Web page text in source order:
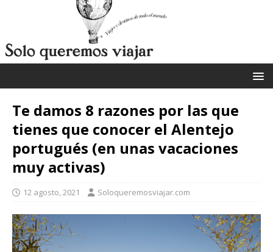
Te damos 8 razones por las que
tienes que conocer el Alentejo
portugués (en unas vacaciones
muy activas)
12 agosto, 2021 Soloqueremosviajar.com